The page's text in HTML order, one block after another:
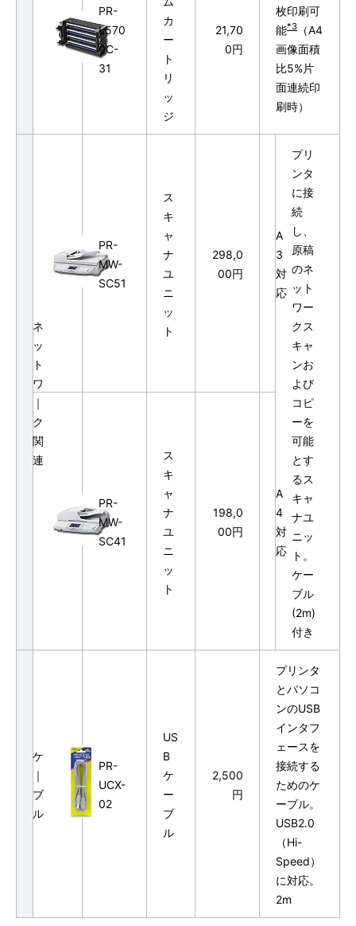
PR-
L570
0C-
31
カ
ー
ト
リ
ッ
ジ
21,70
0円
枚印刷可
能*3
（A4
画像面積
比5%片
面連続印
刷時）
ネ
ッ
ト
ワ
｜
ク
関
連
PR-
MW-
SC51
ス
キ
ャ
ナ
ユ
ニ
ッ
ト
298,0
00円
A
3
対
応
プリ
ンタ
に接
続
し、
原稿
のネ
ット
ワー
クス
キャ
ンお
よび
コピ
ーを
可能
とす
るス
キャ
ナユ
ニッ
ト。
ケー
ブル
(2m)
付き
PR-
MW-
SC41
ス
キ
ャ
ナ
ユ
ニ
ッ
ト
198,0
00円
A
4
対
応
ケ
｜
ブ
ル
PR-
UCX-
02
US
B
ケ
ー
ブ
ル
2,500
円
プリンタ
とパソコ
ンのUSB
インタフ
ェースを
接続する
ためのケ
ーブル。
USB2.0
（Hi-
Speed）
に対応。
2m